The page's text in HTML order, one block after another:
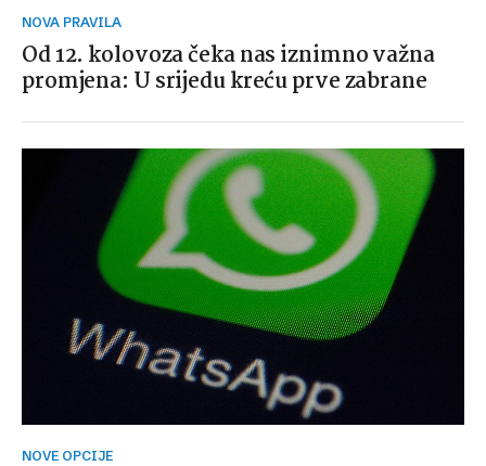
NOVA PRAVILA
Od 12. kolovoza čeka nas iznimno važna
promjena: U srijedu kreću prve zabrane
NOVE OPCIJE